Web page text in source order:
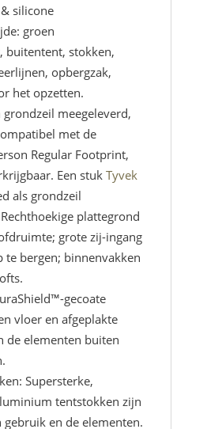
silicone
groen
buitentent, stokken,
opbergzak,
het opzetten.
grondzeil meegeleverd,
met de
Regular Footprint,
Een stuk Tyvek
als grondzeil
plattegrond
grote zij-ingang
te bergen; binnenvakken
gecoate
vloer en afgeplakte
de elementen buiten
Supersterke,
tentstokken zijn
gebruik en de elementen.